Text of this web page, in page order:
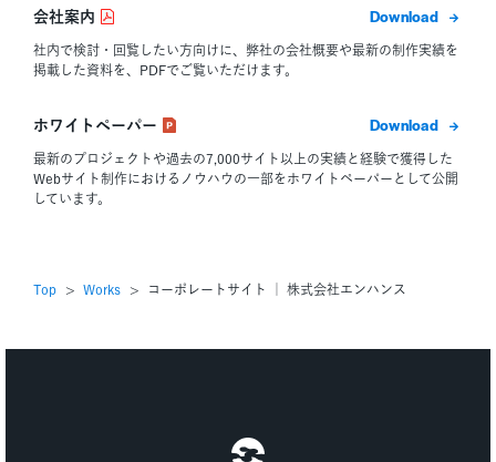
Top Works コーポレートサイト ｜ 株式会社エンハンス
会社案内
社内で検討・回覧したい方向けに、弊社の会社概要や最新の制作実績を
掲載した資料を、PDFでご覧いただけます。
ダウン
ホワイトペーパー
最新のプロジェクトや過去の7,000サイト以上の実績と経験で獲得した
Webサイト制作におけるノウハウの一部をホワイトペーパーとして公開
しています。
ダウン
株式会社メタフェイズ